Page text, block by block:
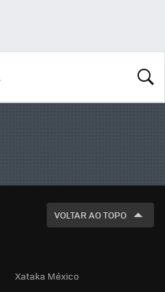
VOLTAR AO TOPO
Xataka México